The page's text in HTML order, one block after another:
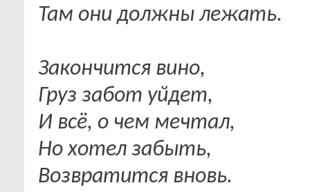
Там они должны лежать.
Закончится вино,
Груз забот уйдет,
И всё, о чем мечтал,
Но хотел забыть,
Возвратится вновь.